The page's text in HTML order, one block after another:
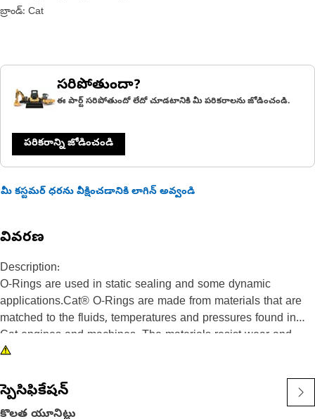
బ్రాండ్: Cat
సరిపోతుందా?
ఈ పార్ట్ సరిపోతుందో లేదో చూడటానికి మీ పరికరాలను జోడించండి.
పరికరాన్ని జోడించండి
మీ కస్టమర్ ధరను వీక్షించడానికి లాగిన్ అవ్వండి
వివరణ
Description:
O-Rings are used in static sealing and some dynamic
applications.Cat® O-Rings are made from materials that are
matched to the fluids, temperatures and pressures found in
Cat engines and machines. The materials resist wear and
extrusion, and provide superior resistance to seal
with PTFE to minimize seal twisting and cutting during seal
installation.
స్పెసిఫికేషన్
కొలత యూనిట్లు